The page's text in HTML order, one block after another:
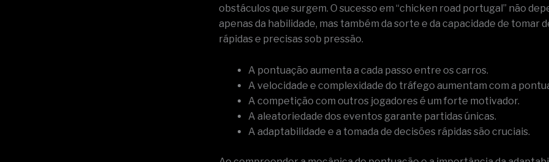
obstáculos que surgem. O sucesso em “chicken road portugal” não
apenas da habilidade, mas também da sorte e da capacidade de tomar
rápidas e precisas sob pressão.
A pontuação aumenta a cada passo entre os carros.
A velocidade e complexidade do tráfego aumentam com a
A competição com outros jogadores é um forte motivador.
A aleatoriedade dos eventos garante partidas únicas.
A adaptabilidade e a tomada de decisões rápidas são cruciais.